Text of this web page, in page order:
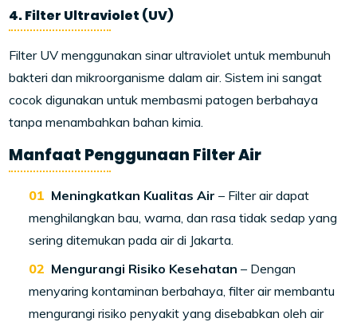
4. Filter Ultraviolet (UV)
Filter UV menggunakan sinar ultraviolet untuk membunuh
bakteri dan mikroorganisme dalam air. Sistem ini sangat
cocok digunakan untuk membasmi patogen berbahaya
tanpa menambahkan bahan kimia.
Manfaat Penggunaan Filter Air
Meningkatkan Kualitas Air – Filter air dapat
menghilangkan bau, warna, dan rasa tidak sedap yang
sering ditemukan pada air di Jakarta.
Mengurangi Risiko Kesehatan – Dengan
menyaring kontaminan berbahaya, filter air membantu
mengurangi risiko penyakit yang disebabkan oleh air